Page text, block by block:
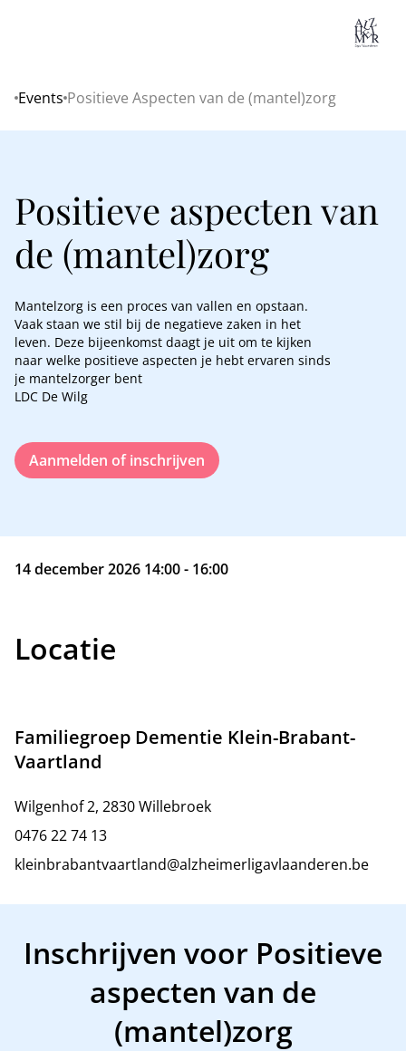
Home
Events Positieve Aspecten van de (mantel)zorg
Positieve aspecten van
de (mantel)zorg
Mantelzorg is een proces van vallen en opstaan.
Vaak staan we stil bij de negatieve zaken in het
leven. Deze bijeenkomst daagt je uit om te kijken
naar welke positieve aspecten je hebt ervaren sinds
je mantelzorger bent
LDC De Wilg
Aanmelden of inschrijven
14 december 2026 14:00 - 16:00
Locatie
Familiegroep Dementie Klein-Brabant-
Vaartland
Wilgenhof 2, 2830 Willebroek
0476 22 74 13
kleinbrabantvaartland@alzheimerligavlaanderen.be
Inschrijven voor Positieve
aspecten van de
(mantel)zorg